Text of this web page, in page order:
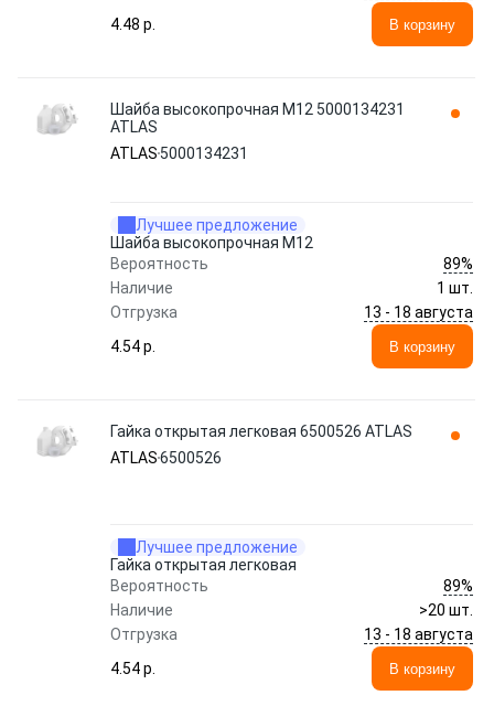
4.48 p.
В корзину
Шайба высокопрочная M12 5000134231
ATLAS
ATLAS 5000134231
Лучшее предложение
Шайба высокопрочная M12
Вероятность
89%
Наличие
1 шт.
Отгрузка
13 - 18 августа
4.54 p.
В корзину
Гайка открытая легковая 6500526 ATLAS
ATLAS6500526
Лучшее предложение
Гайка открытая легковая
Вероятность
89%
Наличие
>20 шт.
Отгрузка
13 - 18 августа
4.54 p.
В корзину